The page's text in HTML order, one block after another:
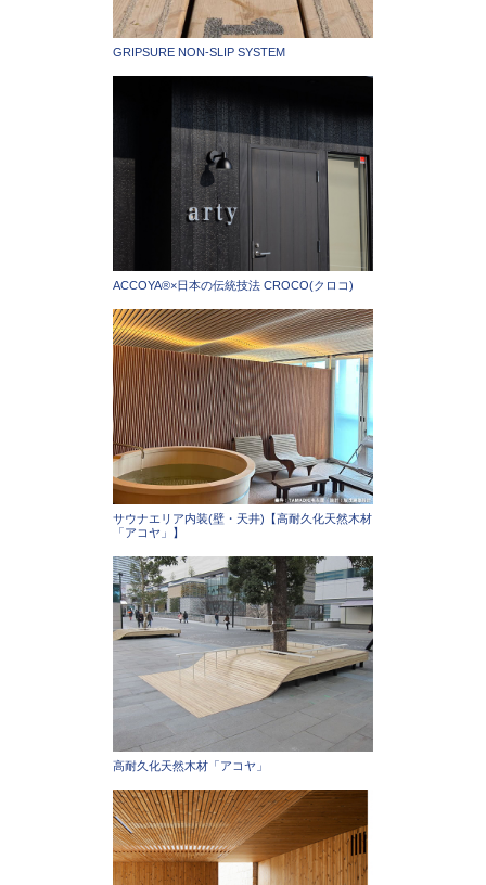
GRIPSURE NON-SLIP SYSTEM
ACCOYA®×日本の伝統技法 CROCO(クロコ)
サウナエリア内装(壁・天井)【高耐久化天然木材
「アコヤ」】
高耐久化天然木材「アコヤ」